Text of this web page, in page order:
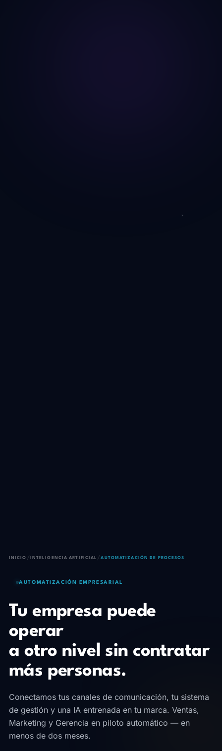
INICIO / INTELIGENCIA ARTIFICIAL /AUTOMATIZACIÓN DE PROCESOS
AUTOMATIZACIÓN EMPRESARIAL
Tu empresa puede
operar
a otro nivel sin contratar
más personas.
Conectamos tus canales de comunicación, tu sistema
de gestión y una IA entrenada en tu marca. Ventas,
Marketing y Gerencia en piloto automático — en
menos de dos meses.